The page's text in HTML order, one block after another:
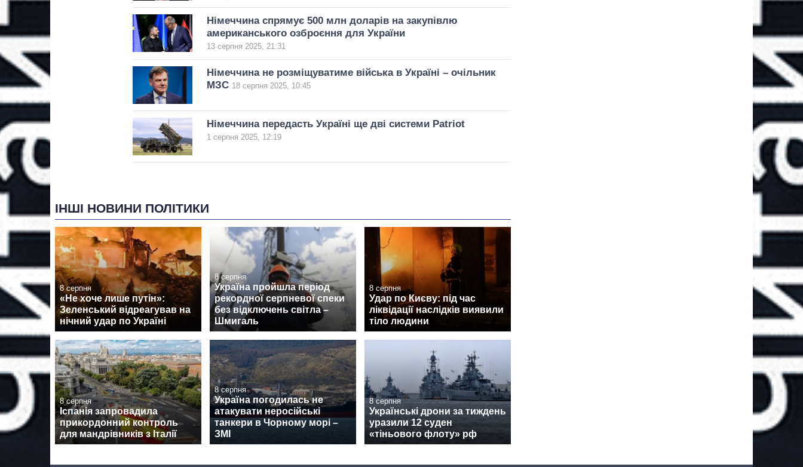
Німеччина спрямує 500 млн доларів на закупівлю
американського озброєння для України
13 серпня 2025, 21:31
Німеччина не розміщуватиме війська в Україні – очільник
МЗС 18 серпня 2025, 10:45
Німеччина передасть Україні ще дві системи Patriot
1 серпня 2025, 12:19
ІНШІ НОВИНИ ПОЛІТИКИ
8 серпня
«Не хоче лише путін»:
Зеленський відреагував на
нічний удар по Україні
8 серпня
Україна пройшла період
рекордної серпневої спеки
без відключень світла –
Шмигаль
8 серпня
Удар по Києву: під час
ліквідації наслідків виявили
тіло людини
8 серпня
Іспанія запровадила
прикордонний контроль
для мандрівників з Італії
8 серпня
Україна погодилась не
атакувати неросійські
танкери в Чорному морі –
ЗМІ
8 серпня
Українські дрони за тиждень
уразили 12 суден
«тіньового флоту» рф